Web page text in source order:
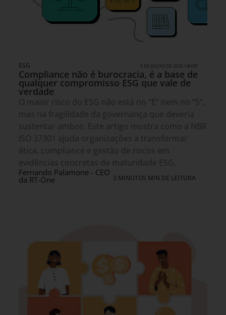
ESG 5 DE JULHO DE 2026 14H00
Compliance não é burocracia, é a base de
qualquer compromisso ESG que vale de
verdade
O maior risco do ESG não está no “E” nem no “S”,
mas na fragilidade da governança que deveria
sustentar ambos. Este artigo mostra como a NBR
ISO 37301 ajuda organizações a transformar
ética, compliance e gestão de riscos em
evidências concretas de maturidade ESG.
Fernando Palamone - CEO
da RT-One 3 MINUTOS MIN DE LEITURA